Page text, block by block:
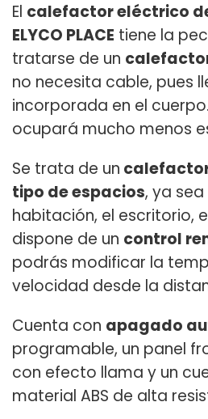
El calefactor eléctrico
ELYCO PLACE tiene la
tratarse de un
no necesita cable, pues
incorporada en el
ocupará mucho menos
Se trata de un
tipo de espacios, ya
habitación, el escritorio,
dispone de un control
podrás modificar la
velocidad desde la
Cuenta con apagado
programable, un panel
con efecto llama y un
material ABS de alta